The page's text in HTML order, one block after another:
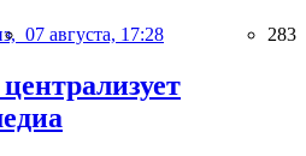
07 августа, 17:28 283